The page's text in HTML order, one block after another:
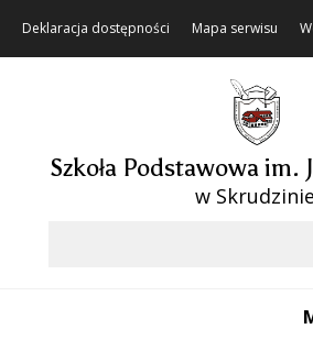
Deklaracja dostępności Mapa serwisu
Szkoła Podstawowa im.
w Skrudzinie